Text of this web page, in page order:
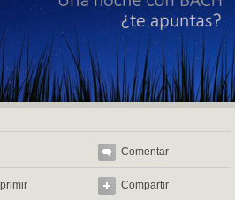
Comentar
Compartir